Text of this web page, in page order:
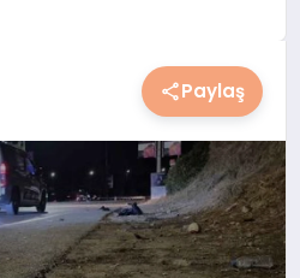
Paylaş